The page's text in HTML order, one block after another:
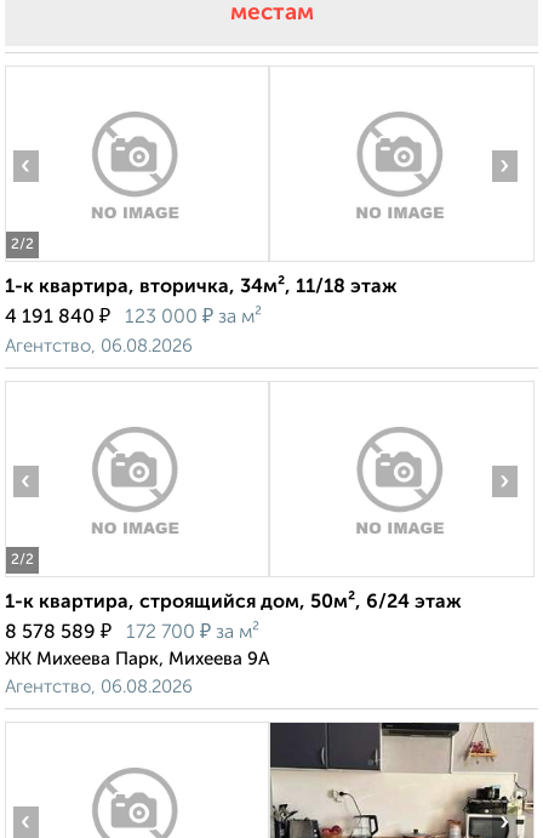
местам
2/2
‹ ›
1-к квартира, вторичка, 34м², 11/18 этаж
4 191 840 ₽ 123 000 ₽ за м²
Агентство, 06.08.2026
2/2
‹ ›
1-к квартира, строящийся дом, 50м², 6/24 этаж
8 578 589 ₽ 172 700 ₽ за м²
ЖК Михеева Парк, Михеева 9А
Агентство, 06.08.2026
‹ ›